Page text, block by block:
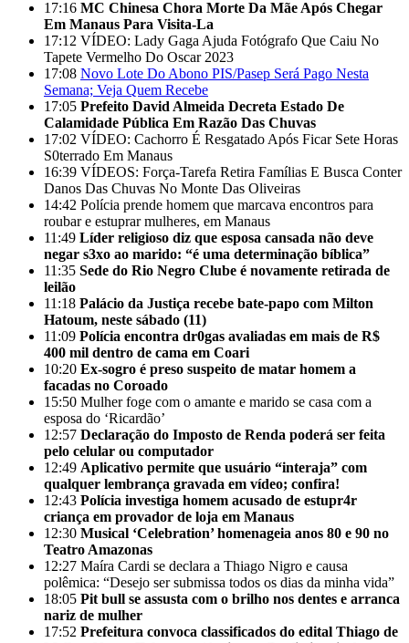
17:16 MC Chinesa Chora Morte Da Mãe Após Chegar
Em Manaus Para Visita-La
17:12 VÍDEO: Lady Gaga Ajuda Fotógrafo Que Caiu No
Tapete Vermelho Do Oscar 2023
17:08 Novo Lote Do Abono PIS/Pasep Será Pago Nesta
Semana; Veja Quem Recebe
17:05 Prefeito David Almeida Decreta Estado De
Calamidade Pública Em Razão Das Chuvas
17:02 VÍDEO: Cachorro É Resgatado Após Ficar Sete Horas
S0terrado Em Manaus
16:39 VÍDEOS: Força-Tarefa Retira Famílias E Busca Conter
Danos Das Chuvas No Monte Das Oliveiras
14:42 Polícia prende homem que marcava encontros para
roubar e estuprar mulheres, em Manaus
11:49 Líder religioso diz que esposa cansada não deve
negar s3xo ao marido: “é uma determinação bíblica”
11:35 Sede do Rio Negro Clube é novamente retirada de
leilão
11:18 Palácio da Justiça recebe bate-papo com Milton
Hatoum, neste sábado (11)
11:09 Polícia encontra dr0gas avaliadas em mais de R$
400 mil dentro de cama em Coari
10:20 Ex-sogro é preso suspeito de matar homem a
facadas no Coroado
15:50 Mulher foge com o amante e marido se casa com a
esposa do ‘Ricardão’
12:57 Declaração do Imposto de Renda poderá ser feita
pelo celular ou computador
12:49 Aplicativo permite que usuário “interaja” com
qualquer lembrança gravada em vídeo; confira!
12:43 Polícia investiga homem acusado de estupr4r
criança em provador de loja em Manaus
12:30 Musical ‘Celebration’ homenageia anos 80 e 90 no
Teatro Amazonas
12:27 Maíra Cardi se declara a Thiago Nigro e causa
polêmica: “Desejo ser submissa todos os dias da minha vida”
18:05 Pit bull se assusta com o brilho nos dentes e arranca
nariz de mulher
17:52 Prefeitura convoca classificados do edital Thiago de